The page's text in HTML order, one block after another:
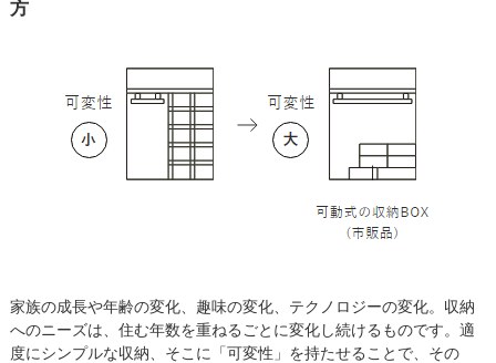
方
家族の成長や年齢の変化、趣味の変化、テクノロジーの変化。収納
へのニーズは、住む年数を重ねるごとに変化し続けるものです。適
度にシンプルな収納、そこに「可変性」を持たせることで、その